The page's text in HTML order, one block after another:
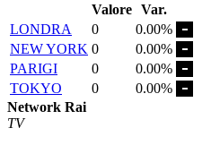
Valore Var.
LONDRA
0
0.00%
NEW YORK 0
0.00%
PARIGI
0
0.00%
TOKYO
0
0.00%
Network Rai
TV